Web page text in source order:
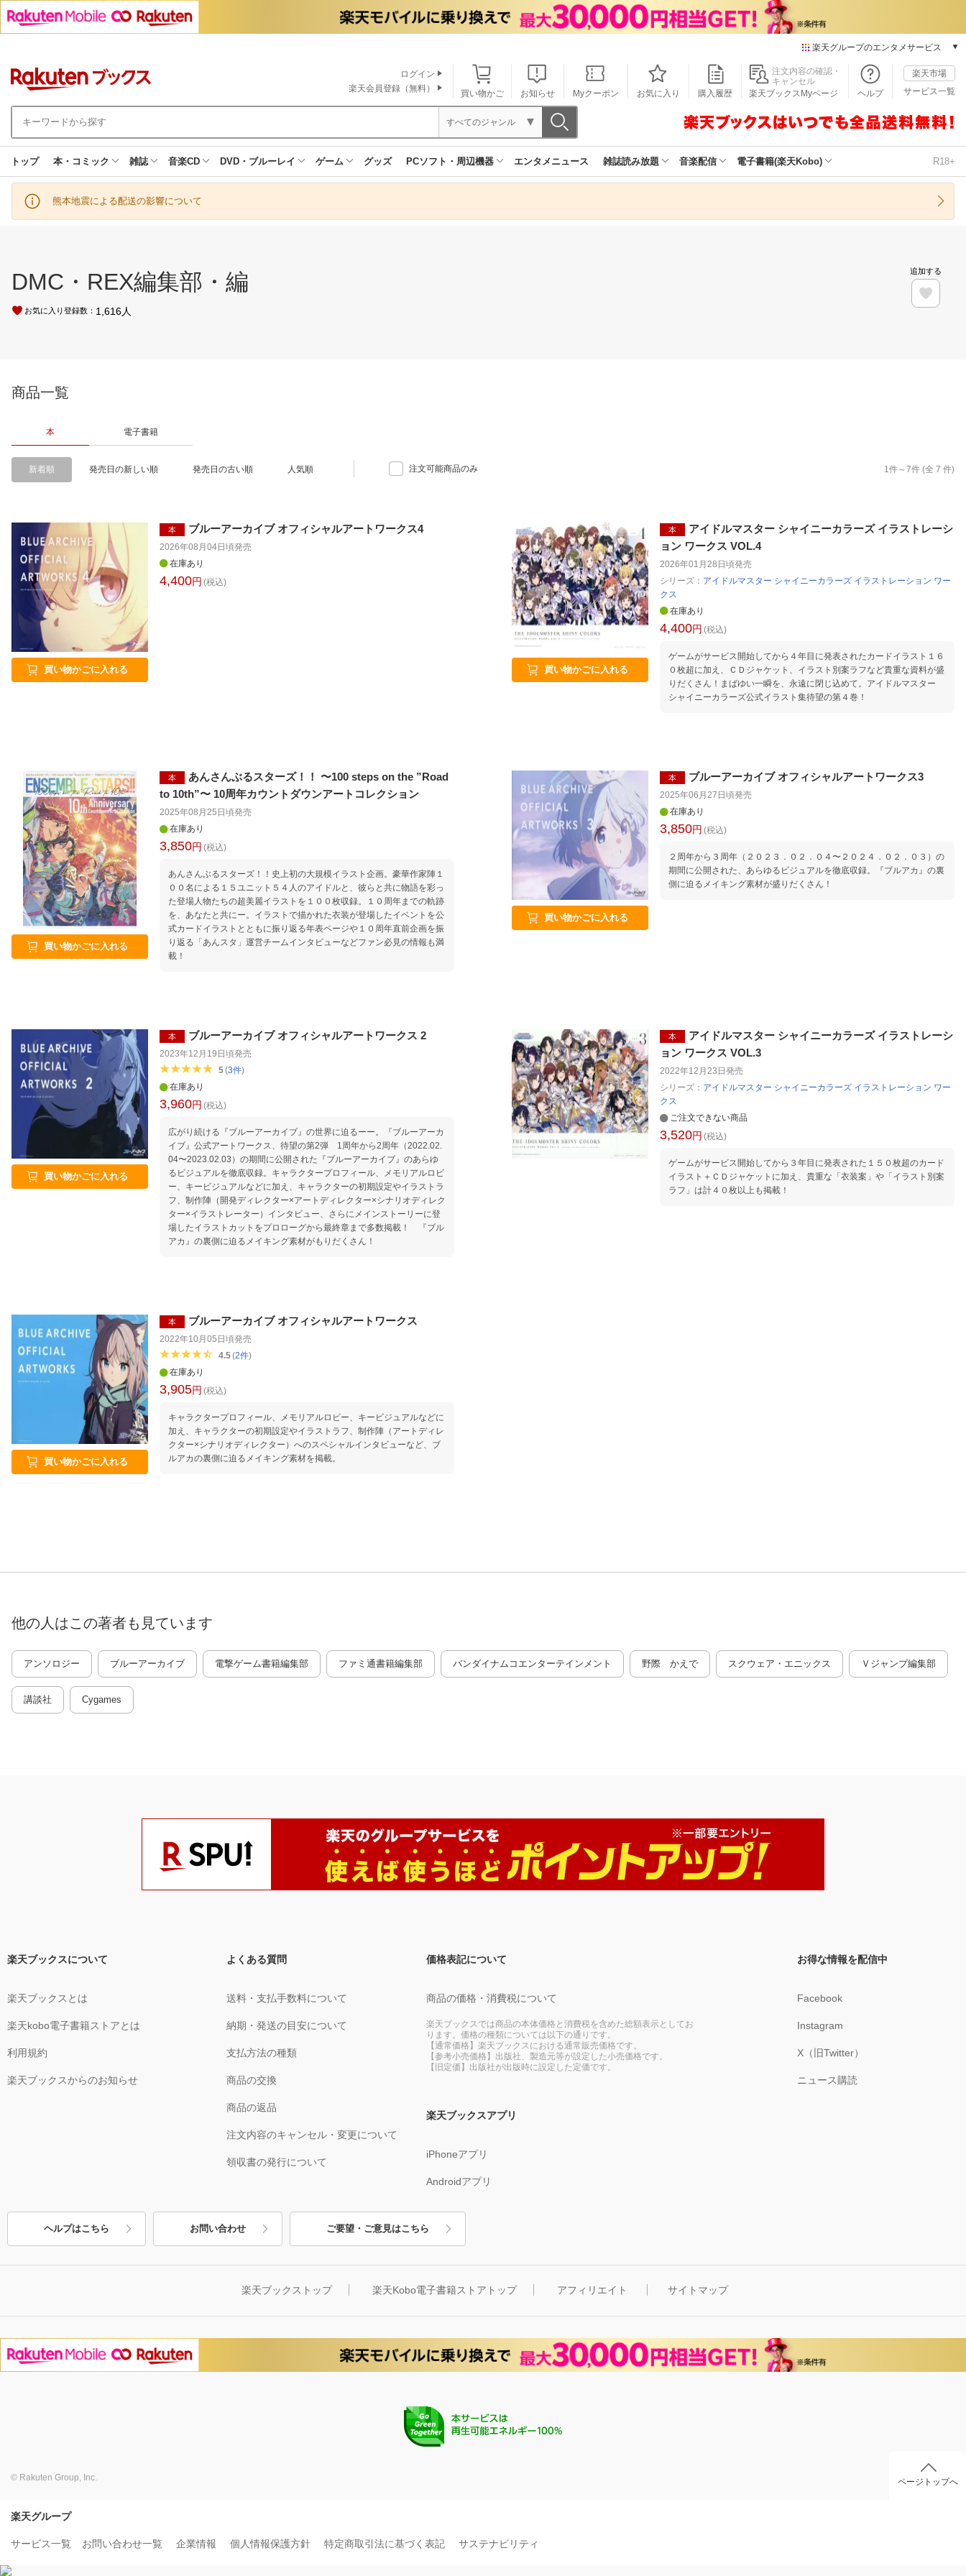
楽天グループのエンタメサービス
本/ゲーム/CD/DVD
楽天ブックス
楽天Kobo
楽天ミュージック
楽天TV
買い物かご お知らせ Myクーポン お気に入り 購入履歴
注文内容の確認・
キャンセル
楽天ブックスMyページ
ヘルプ
楽天市場
サービス一覧
ログイン
楽天会員登録（無料）
すべてのジャンル
トップ 本・コミック 雑誌 音楽CD DVD・ブルーレイ ゲーム グッズ PCソフト・周辺機器 エンタメニュース 雑誌読み放題 音楽配信 電子書籍(楽天Kobo) R18+
熊本地震による配送の影響について
DMC・REX編集部・編
お気に入り登録数： 1,616人
追加する
商品一覧
本 電子書籍
新着順 発売日の新しい順 発売日の古い順 人気順 注文可能商品のみ 1 件～7件 (全 7 件)
買い物かごに入れる
本 ブルーアーカイブ オフィシャルアートワークス4
2026年08月04日頃発売
在庫あり
4,400円 (税込)
買い物かごに入れる
本
アイドルマスター シャイニーカラーズ イラストレーシ
ョン ワークス VOL.4
2026年01月28日頃発売
シリーズ： アイドルマスター シャイニーカラーズ イラストレーション ワー
クス
在庫あり
4,400円 (税込)
ゲームがサービス開始してから４年目に発表されたカードイラスト１６
０枚超に加え、ＣＤジャケット、イラスト別案ラフなど貴重な資料が盛
りだくさん！まばゆい一瞬を、永遠に閉じ込めて。アイドルマスター
シャイニーカラーズ公式イラスト集待望の第４巻！
買い物かごに入れる
本
あんさんぶるスターズ！！ 〜100 steps on the ”Road
to 10th”〜 10周年カウントダウンアートコレクション
2025年08月25日頃発売
在庫あり
3,850円 (税込)
あんさんぶるスターズ！！史上初の大規模イラスト企画。豪華作家陣１
００名による１５ユニット５４人のアイドルと、彼らと共に物語を彩っ
た登場人物たちの超美麗イラストを１００枚収録。１０周年までの軌跡
を、あなたと共にー。イラストで描かれた衣装が登場したイベントを公
式カードイラストとともに振り返る年表ページや１０周年直前企画を振
り返る「あんスタ」運営チームインタビューなどファン必見の情報も満
載！
買い物かごに入れる
本 ブルーアーカイブ オフィシャルアートワークス3
2025年06月27日頃発売
在庫あり
3,850円 (税込)
２周年から３周年（２０２３．０２．０４〜２０２４．０２．０３）の
期間に公開された、あらゆるビジュアルを徹底収録。『ブルアカ』の裏
側に迫るメイキング素材が盛りだくさん！
買い物かごに入れる
本 ブルーアーカイブ オフィシャルアートワークス 2
2023年12月19日頃発売
5(3件)
在庫あり
3,960円 (税込)
広がり続ける『ブルーアーカイブ』の世界に迫るーー。『ブルーアーカ
イブ』公式アートワークス、待望の第2弾 1周年から2周年（2022.02.
04〜2023.02.03）の期間に公開された『ブルーアーカイブ』のあらゆ
るビジュアルを徹底収録。キャラクタープロフィール、メモリアルロビ
ー、キービジュアルなどに加え、キャラクターの初期設定やイラストラ
フ、制作陣（開発ディレクター×アートディレクター×シナリオディレク
ター×イラストレーター）インタビュー、さらにメインストーリーに登
場したイラストカットをプロローグから最終章まで多数掲載！ 『ブル
アカ』の裏側に迫るメイキング素材がもりだくさん！
本
アイドルマスター シャイニーカラーズ イラストレーシ
ョン ワークス VOL.3
2022年12月23日発売
シリーズ： アイドルマスター シャイニーカラーズ イラストレーション ワー
クス
ご注文できない商品
3,520円 (税込)
ゲームがサービス開始してから３年目に発表された１５０枚超のカード
イラスト＋ＣＤジャケットに加え、貴重な「衣装案」や「イラスト別案
ラフ」は計４０枚以上も掲載！
買い物かごに入れる
本 ブルーアーカイブ オフィシャルアートワークス
2022年10月05日頃発売
4.5(2件)
在庫あり
3,905円 (税込)
キャラクタープロフィール、メモリアルロビー、キービジュアルなどに
加え、キャラクターの初期設定やイラストラフ、制作陣（アートディレ
クター×シナリオディレクター）へのスペシャルインタビューなど、ブ
ルアカの裏側に迫るメイキング素材を掲載。
他の人はこの著者も見ています
アンソロジー ブルーアーカイブ 電撃ゲーム書籍編集部 ファミ通書籍編集部 バンダイナムコエンターテインメント 野際 かえで スクウェア・エニックス Ｖジャンプ編集部
講談社 Cygames
楽天ブックスについて
楽天ブックスとは
楽天kobo電子書籍ストアとは
利用規約
楽天ブックスからのお知らせ
よくある質問
送料・支払手数料について
納期・発送の目安について
支払方法の種類
商品の交換
商品の返品
注文内容のキャンセル・変更について
領収書の発行について
価格表記について
商品の価格・消費税について
楽天ブックスでは商品の本体価格と消費税を含めた総額表示としてお
ります。価格の種類については以下の通りです。
【通常価格】楽天ブックスにおける通常販売価格です。
【参考小売価格】出版社、製造元等が設定した小売価格です。
【旧定価】出版社が出版時に設定した定価です。
楽天ブックスアプリ
iPhoneアプリ
Androidアプリ
お得な情報を配信中
Facebook
Instagram
X（旧Twitter）
ニュース購読
ヘルプはこちら お問い合わせ ご要望・ご意見はこちら
楽天ブックストップ 楽天Kobo電子書籍ストアトップ アフィリエイト サイトマップ
© Rakuten Group, Inc. ページトップへ
楽天グループ
サービス一覧 お問い合わせ一覧 企業情報 個人情報保護方針 特定商取引法に基づく表記 サステナビリティ